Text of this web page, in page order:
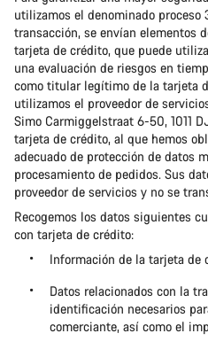
utilizamos el denominado proceso
transacción, se envían elementos
tarjeta de crédito, que puede
una evaluación de riesgos en
como titular legítimo de la tarjeta
utilizamos el proveedor de
Simo Carmiggelstraat 6-50, 1011
tarjeta de crédito, al que hemos
adecuado de protección de datos
procesamiento de pedidos. Sus
proveedor de servicios y no se
Recogemos los datos siguientes
con tarjeta de crédito:
Información de la tarjeta de
Datos relacionados con la
identificación necesarios
comerciante, así como el